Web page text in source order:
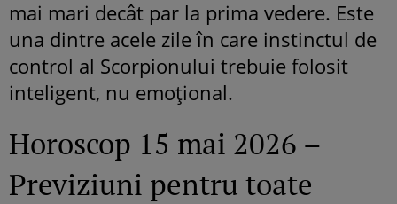
mai mari decât par la prima vedere. Este
una dintre acele zile în care instinctul de
control al Scorpionului trebuie folosit
inteligent, nu emoțional.
Horoscop 15 mai 2026 –
Previziuni pentru toate